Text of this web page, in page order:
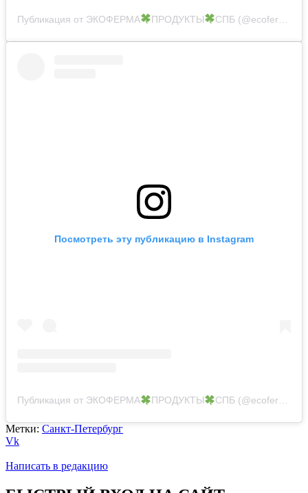
Публикация от ЭКОФЕРМА ПРОДУКТЫ СПБ (@ecoferma.spb)
Посмотреть эту публикацию в Instagram
Публикация от ЭКОФЕРМА ПРОДУКТЫ СПБ (@ecoferma.spb)
Метки: Санкт-Петербург
Vk
Написать в редакцию